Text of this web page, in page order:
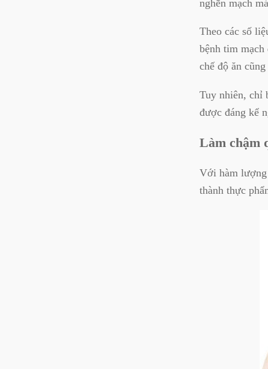
nghẽn mạch
Theo các số
bệnh tim
chế độ ăn
Tuy nhiên, chỉ
được đáng kể
Làm chậm
Với hàm
thành thực